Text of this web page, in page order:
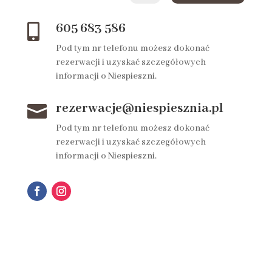
 605 683 586
Pod tym nr telefonu możesz dokonać
rezerwacji i uzyskać szczegółowych
informacji o Niespieszni.
 rezerwacje@niespiesznia.pl
Pod tym nr telefonu możesz dokonać
rezerwacji i uzyskać szczegółowych
informacji o Niespieszni.